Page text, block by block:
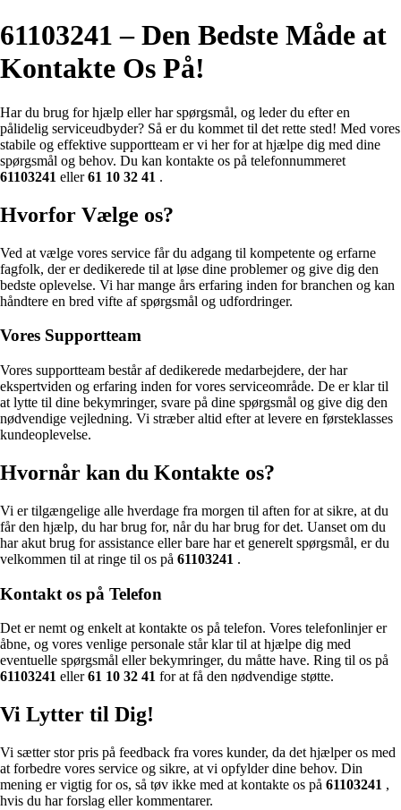
61103241 – Den Bedste Måde at
Kontakte Os På!
Har du brug for hjælp eller har spørgsmål, og leder du efter en
pålidelig serviceudbyder? Så er du kommet til det rette sted! Med vores
stabile og effektive supportteam er vi her for at hjælpe dig med dine
spørgsmål og behov. Du kan kontakte os på telefonnummeret
61103241 eller61 10 32 41 .
Hvorfor Vælge os?
Ved at vælge vores service får du adgang til kompetente og erfarne
fagfolk, der er dedikerede til at løse dine problemer og give dig den
bedste oplevelse. Vi har mange års erfaring inden for branchen og kan
håndtere en bred vifte af spørgsmål og udfordringer.
Vores Supportteam
Vores supportteam består af dedikerede medarbejdere, der har
ekspertviden og erfaring inden for vores serviceområde. De er klar til
at lytte til dine bekymringer, svare på dine spørgsmål og give dig den
nødvendige vejledning. Vi stræber altid efter at levere en førsteklasses
kundeoplevelse.
Hvornår kan du Kontakte os?
Vi er tilgængelige alle hverdage fra morgen til aften for at sikre, at du
får den hjælp, du har brug for, når du har brug for det. Uanset om du
har akut brug for assistance eller bare har et generelt spørgsmål, er du
velkommen til at ringe til os på 61103241 .
Kontakt os på Telefon
Det er nemt og enkelt at kontakte os på telefon. Vores telefonlinjer er
åbne, og vores venlige personale står klar til at hjælpe dig med
eventuelle spørgsmål eller bekymringer, du måtte have. Ring til os på
61103241 eller61 10 32 41 for at få den nødvendige støtte.
Vi Lytter til Dig!
Vi sætter stor pris på feedback fra vores kunder, da det hjælper os med
at forbedre vores service og sikre, at vi opfylder dine behov. Din
mening er vigtig for os, så tøv ikke med at kontakte os på 61103241 ,
hvis du har forslag eller kommentarer.